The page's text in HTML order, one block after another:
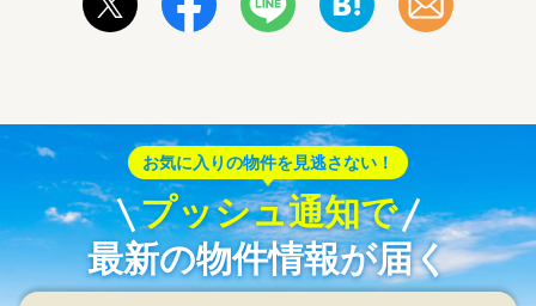
お気に入りの物件を見逃さない！
プッシュ通知で
最新の物件情報が届く